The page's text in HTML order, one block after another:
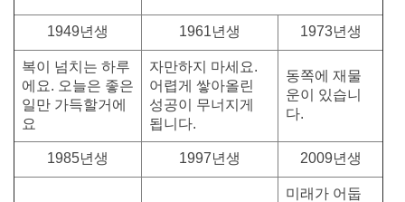
1949년생 1961년생 1973년생
복이 넘치는 하루
에요. 오늘은 좋은
일만 가득할거에
요
자만하지 마세요.
어렵게 쌓아올린
성공이 무너지게
됩니다.
동쪽에 재물
운이 있습니
다.
1985년생 1997년생 2009년생
미래가 어둡